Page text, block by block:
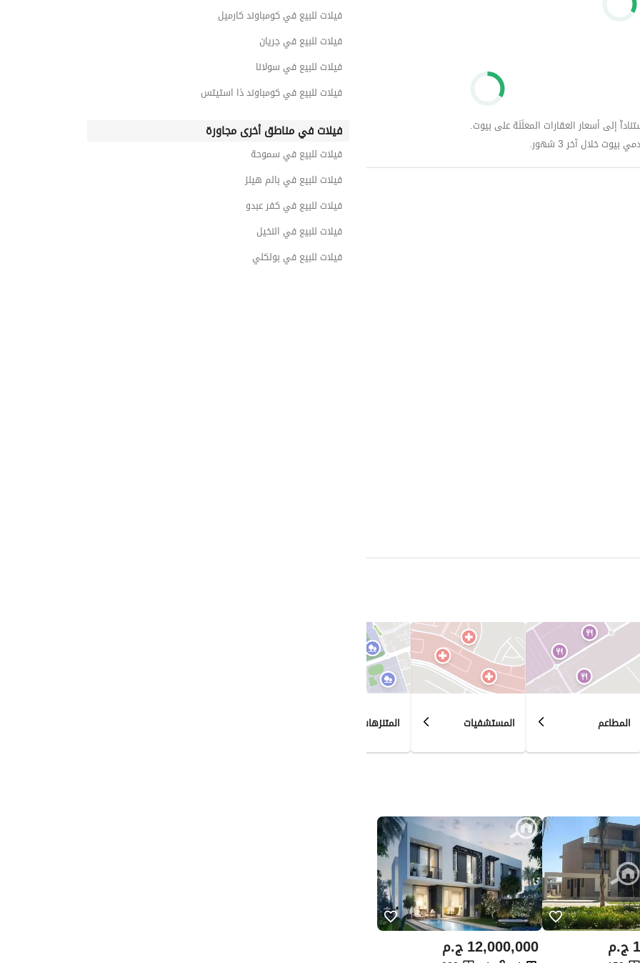
إلى أسعار العقارات المعلَنَة على بيوت.
خلال آخر 3 شهور.
المطاعم المستشفيات المتنزهات
ج.م ج.م12,000,000
فيلات للبيع في كومباوند كارميل
فيلات للبيع في جريان
فيلات للبيع في سولانا
فيلات للبيع في كومباوند ذا استيتس
فيلات في مناطق أخرى مجاورة
فيلات للبيع في سموحة
فيلات للبيع في بالم هيلز
فيلات للبيع في كفر عبدو
فيلات للبيع في النخيل
فيلات للبيع في بولكلي